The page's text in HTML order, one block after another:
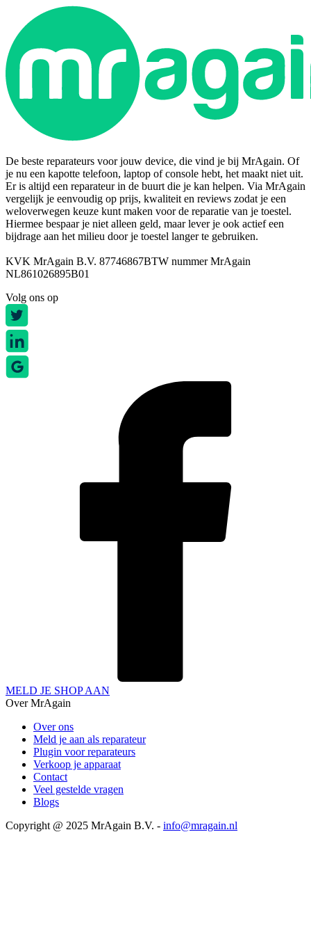
De beste reparateurs voor jouw device, die vind je bij MrAgain. Of
je nu een kapotte telefoon, laptop of console hebt, het maakt niet uit.
Er is altijd een reparateur in de buurt die je kan helpen. Via MrAgain
vergelijk je eenvoudig op prijs, kwaliteit en reviews zodat je een
weloverwegen keuze kunt maken voor de reparatie van je toestel.
Hiermee bespaar je niet alleen geld, maar lever je ook actief een
bijdrage aan het milieu door je toestel langer te gebruiken.
KVK MrAgain B.V. 87746867BTW nummer MrAgain
NL861026895B01
Volg ons op
MELD JE SHOP AAN
Over MrAgain
Over ons
Meld je aan als reparateur
Plugin voor reparateurs
Verkoop je apparaat
Contact
Veel gestelde vragen
Blogs
Copyright @ 2025 MrAgain B.V. - info@mragain.nl